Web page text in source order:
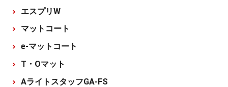
エスプリW
マットコート
e-マットコート
T・Oマット
AライトスタッフGA-FS